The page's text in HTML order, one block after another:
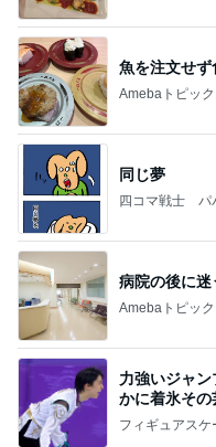
魚を注文せ
Amebaトピッ
同じ夢
四コマ戦士 パ
病院の後に
Amebaトピッ
力強いジャ
かに着氷そ
なす
フィギュアスケ